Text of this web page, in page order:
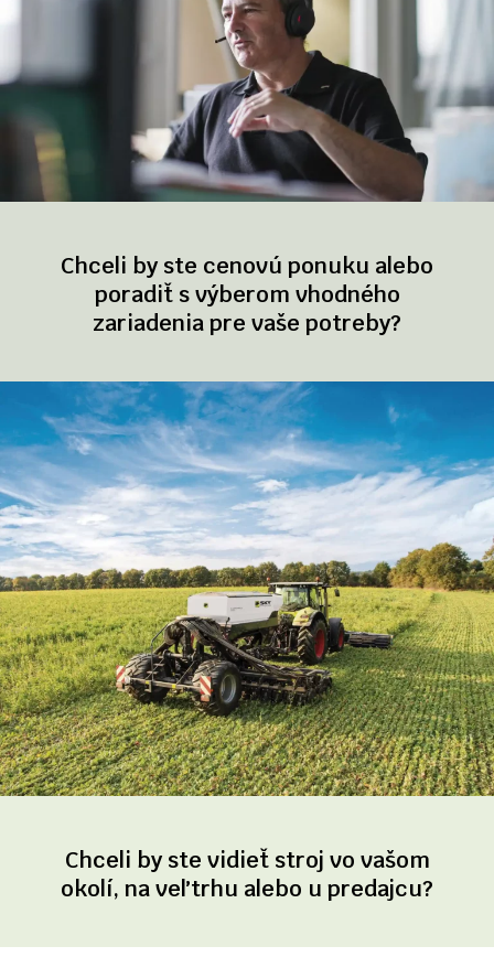
Chceli by ste cenovú ponuku alebo
poradiť s výberom vhodného
zariadenia pre vaše potreby?
Chceli by ste vidieť stroj vo vašom
okolí, na veľtrhu alebo u predajcu?